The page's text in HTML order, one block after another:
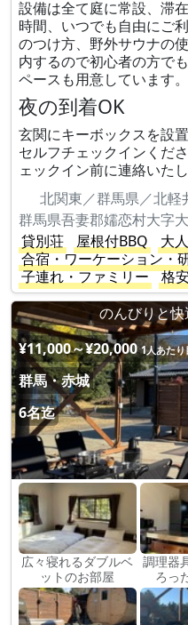
設備は全て庭に常設、滞
時間、いつでも自由にご
のつけ方、野外サウナの
内するので初心者の方で
ペースも用意しています。
夜の到着OK
玄関にキーボックスを設
セルフチェックインくだ
ェックイン前に連絡いた
北関東／群馬県／北軽
貸別荘
屋根付BBQ 大
合宿・ワーケーション・
子連れ・ファミリー
格
のんびりと
¥11,000～¥20,000 1人あたり
群馬・赤城
6名迄
広々寝れるダブルベ
ットのお部屋
調理器
ろっ